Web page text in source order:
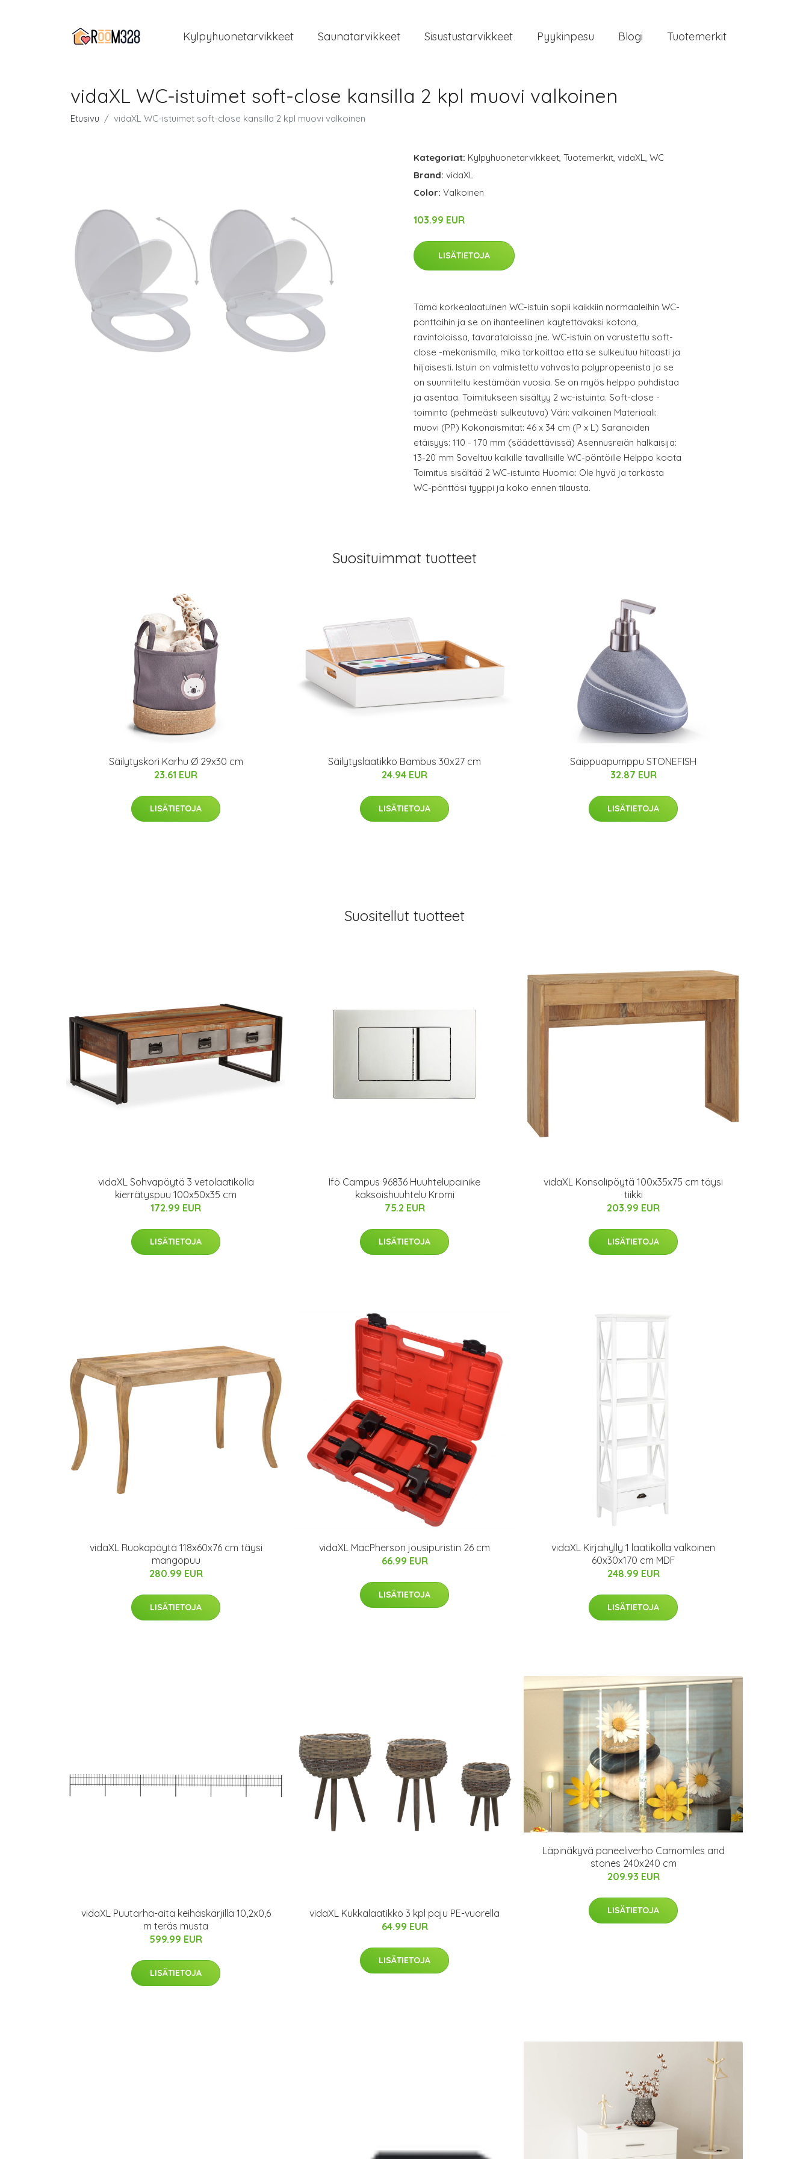
Kylpyhuonetarvikkeet Saunatarvikkeet Sisustustarvikkeet Pyykinpesu Blogi Tuotemerkit
vidaXL WC-istuimet soft-close kansilla 2 kpl muovi valkoinen
Etusivu vidaXL WC-istuimet soft-close kansilla 2 kpl muovi valkoinen
Kategoriat: Kylpyhuonetarvikkeet, Tuotemerkit, vidaXL, WC
Brand: vidaXL
Color: Valkoinen
103.99 EUR
LISÄTIETOJA
Tämä korkealaatuinen WC-istuin sopii kaikkiin normaaleihin WC-
pönttöihin ja se on ihanteellinen käytettäväksi kotona,
ravintoloissa, tavarataloissa jne. WC-istuin on varustettu soft-
close -mekanismilla, mikä tarkoittaa että se sulkeutuu hitaasti ja
hiljaisesti. Istuin on valmistettu vahvasta polypropeenista ja se
on suunniteltu kestämään vuosia. Se on myös helppo puhdistaa
ja asentaa. Toimitukseen sisältyy 2 wc-istuinta. Soft-close -
toiminto (pehmeästi sulkeutuva) Väri: valkoinen Materiaali:
muovi (PP) Kokonaismitat: 46 x 34 cm (P x L) Saranoiden
etäisyys: 110 - 170 mm (säädettävissä) Asennusreiän halkaisija:
13-20 mm Soveltuu kaikille tavallisille WC-pöntöille Helppo koota
Toimitus sisältää 2 WC-istuinta Huomio: Ole hyvä ja tarkasta
WC-pönttösi tyyppi ja koko ennen tilausta.
Suosituimmat tuotteet
Säilytyskori Karhu Ø 29x30 cm
23.61 EUR
LISÄTIETOJA
Säilytyslaatikko Bambus 30x27 cm
24.94 EUR
LISÄTIETOJA
Saippuapumppu STONEFISH
32.87 EUR
LISÄTIETOJA
Suositellut tuotteet
vidaXL Sohvapöytä 3 vetolaatikolla
kierrätyspuu 100x50x35 cm
172.99 EUR
LISÄTIETOJA
Ifö Campus 96836 Huuhtelupainike
kaksoishuuhtelu Kromi
75.2 EUR
LISÄTIETOJA
vidaXL Konsolipöytä 100x35x75 cm täysi
tiikki
203.99 EUR
LISÄTIETOJA
vidaXL Ruokapöytä 118x60x76 cm täysi
mangopuu
280.99 EUR
LISÄTIETOJA
vidaXL MacPherson jousipuristin 26 cm
66.99 EUR
LISÄTIETOJA
vidaXL Kirjahylly 1 laatikolla valkoinen
60x30x170 cm MDF
248.99 EUR
LISÄTIETOJA
vidaXL Puutarha-aita keihäskärjillä 10,2x0,6
m teräs musta
599.99 EUR
LISÄTIETOJA
vidaXL Kukkalaatikko 3 kpl paju PE-vuorella
64.99 EUR
LISÄTIETOJA
Läpinäkyvä paneeliverho Camomiles and
stones 240x240 cm
209.93 EUR
LISÄTIETOJA